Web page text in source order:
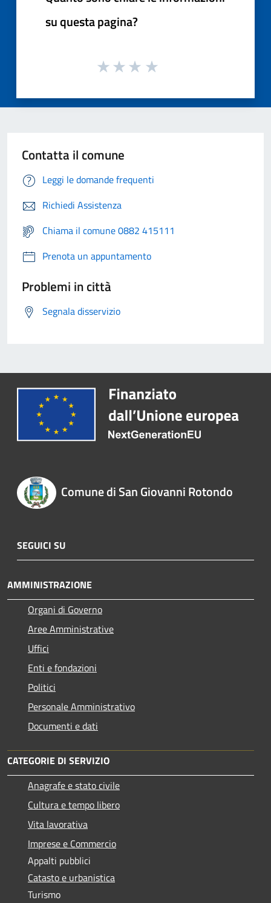
su questa pagina?
Contatta il comune
Leggi le domande frequenti
Richiedi Assistenza
Chiama il comune 0882 415111
Prenota un appuntamento
Problemi in città
Segnala disservizio
Comune di San Giovanni Rotondo
SEGUICI SU
AMMINISTRAZIONE
Organi di Governo
Aree Amministrative
Uffici
Enti e fondazioni
Politici
Personale Amministrativo
Documenti e dati
CATEGORIE DI SERVIZIO
Anagrafe e stato civile
Cultura e tempo libero
Vita lavorativa
Imprese e Commercio
Appalti pubblici
Catasto e urbanistica
Turismo